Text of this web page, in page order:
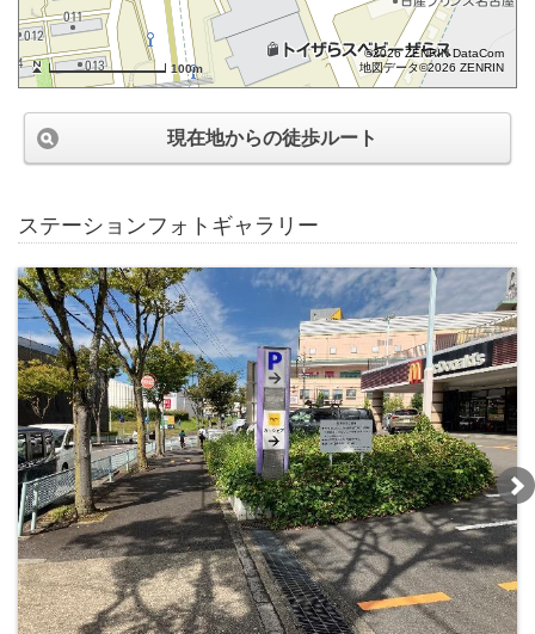
100m
©2026 ZENRIN DataCom
地図データ©2026 ZENRIN
現在地からの徒歩ルート
ステーションフォトギャラリー